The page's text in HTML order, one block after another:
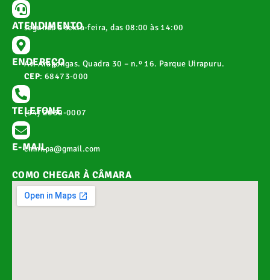
ATENDIMENTO
segunda a sexta-feira, das 08:00 às 14:00
ENDEREÇO
Av. Arapongas. Quadra 30 – n.º 16. Parque Uirapuru.
CEP: 68473-000
TELEFONE
(94) 2030-0007
E-MAIL
cmnr.pa@gmail.com
COMO CHEGAR À CÂMARA